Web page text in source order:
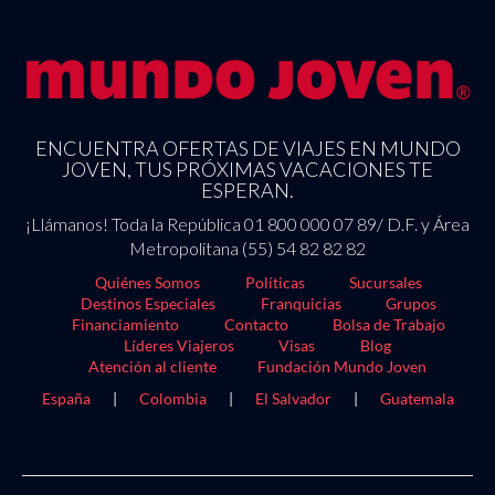
ENCUENTRA OFERTAS DE VIAJES EN MUNDO
JOVEN, TUS PRÓXIMAS VACACIONES TE
ESPERAN.
¡Llámanos! Toda la República 01 800 000 07 89/ D.F. y Área
Metropolitana (55) 54 82 82 82
Quiénes Somos Políticas
Sucursales
Destinos Especiales
Franquicias
Grupos
Financiamiento
Contacto
Bolsa de Trabajo
Líderes Viajeros
Visas
Blog
Atención al cliente
Fundación Mundo Joven
España
| Colombia | El Salvador | Guatemala